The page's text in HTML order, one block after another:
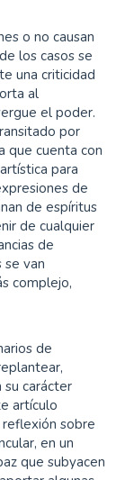
o no causan
los casos se
una criticidad
al
el poder.
por
que cuenta con
para
de
de espíritus
de cualquier
de
se van
complejo,
de
carácter
artículo
sobre
en un
que subyacen